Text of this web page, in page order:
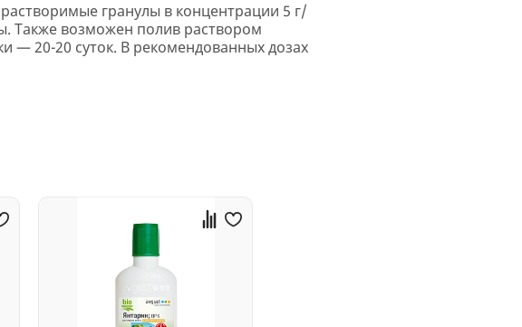
гранулы в концентрации 5 г/
Также возможен полив раствором
— 20-20 суток. В рекомендованных дозах